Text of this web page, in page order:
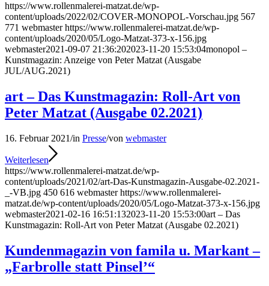
https://www.rollenmalerei-matzat.de/wp-
content/uploads/2022/02/COVER-MONOPOL-Vorschau.jpg 567
771 webmaster https://www.rollenmalerei-matzat.de/wp-
content/uploads/2020/05/Logo-Matzat-373-x-156.jpg
webmaster2021-09-07 21:36:202023-11-20 15:53:04monopol –
Kunstmagazin: Anzeige von Peter Matzat (Ausgabe
JUL/AUG.2021)
art – Das Kunstmagazin: Roll-Art von
Peter Matzat (Ausgabe 02.2021)
16. Februar 2021/in Presse/von webmaster
Weiterlesen
https://www.rollenmalerei-matzat.de/wp-
content/uploads/2021/02/art-Das-Kunstmagazin-Ausgabe-02.2021-
_-VB.jpg 450 616 webmaster https://www.rollenmalerei-
matzat.de/wp-content/uploads/2020/05/Logo-Matzat-373-x-156.jpg
webmaster2021-02-16 16:51:132023-11-20 15:53:00art – Das
Kunstmagazin: Roll-Art von Peter Matzat (Ausgabe 02.2021)
Kundenmagazin von famila u. Markant –
„Farbrolle statt Pinsel’“